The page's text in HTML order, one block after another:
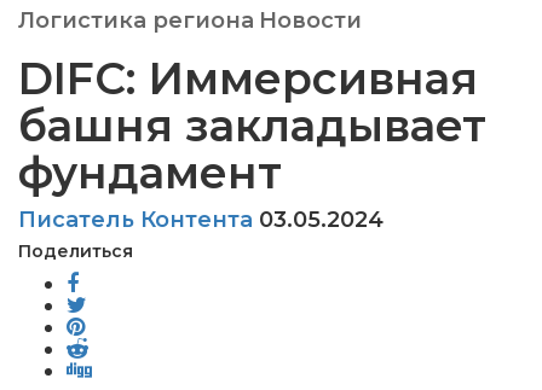
Логистика региона Новости
DIFC: Иммерсивная
башня закладывает
фундамент
Писатель Контента 03.05.2024
Поделиться